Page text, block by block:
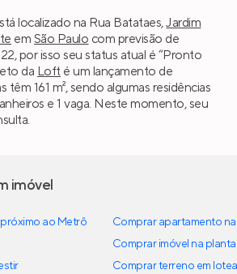
localizado na Rua Batataes,Jardim
em São Paulo com previsão de
por isso seu status atual é “Pronto
da Lofté um lançamento de
têm 161 m², sendo algumas residências
e 1 vaga. Neste momento, seu
imóvel
ao Metrô
Comprar apartamento
Comprar imóvel na planta
Comprar terreno em